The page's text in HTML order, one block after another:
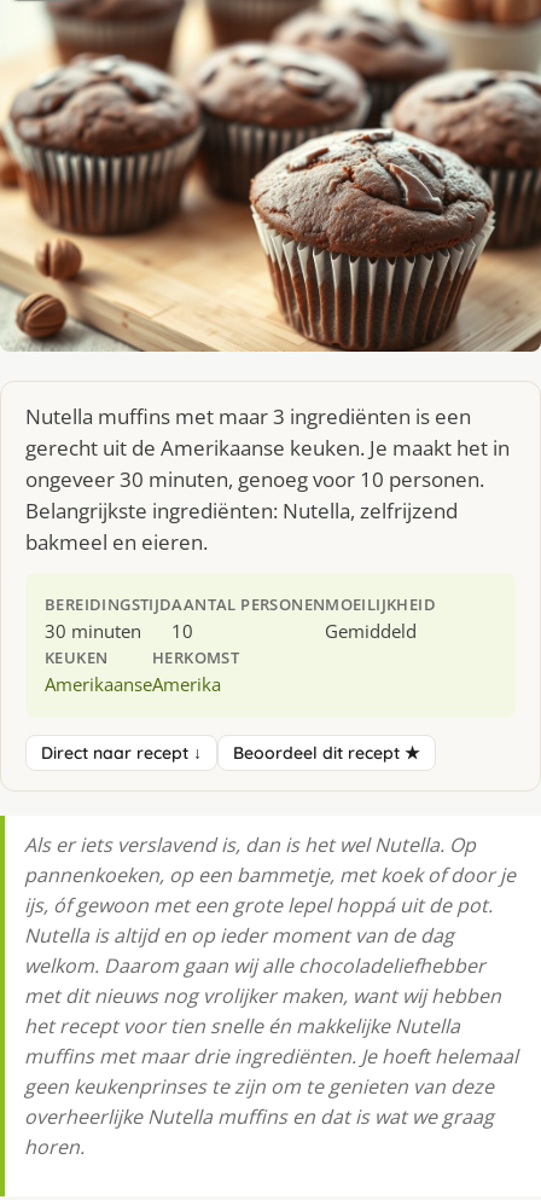
Nutella muffins met maar 3 ingrediënten is een
gerecht uit de Amerikaanse keuken. Je maakt het in
ongeveer 30 minuten, genoeg voor 10 personen.
Belangrijkste ingrediënten: Nutella, zelfrijzend
bakmeel en eieren.
BEREIDINGSTIJD
30 minuten
AANTAL PERSONEN
10
MOEILIJKHEID
Gemiddeld
KEUKEN
Amerikaanse
HERKOMST
Amerika
Direct naar recept ↓ Beoordeel dit recept ★
Als er iets verslavend is, dan is het wel Nutella. Op
pannenkoeken, op een bammetje, met koek of door je
ijs, óf gewoon met een grote lepel hoppá uit de pot.
Nutella is altijd en op ieder moment van de dag
welkom. Daarom gaan wij alle chocoladeliefhebber
met dit nieuws nog vrolijker maken, want wij hebben
het recept voor tien snelle én makkelijke Nutella
muffins met maar drie ingrediënten. Je hoeft helemaal
geen keukenprinses te zijn om te genieten van deze
overheerlijke Nutella muffins en dat is wat we graag
horen.